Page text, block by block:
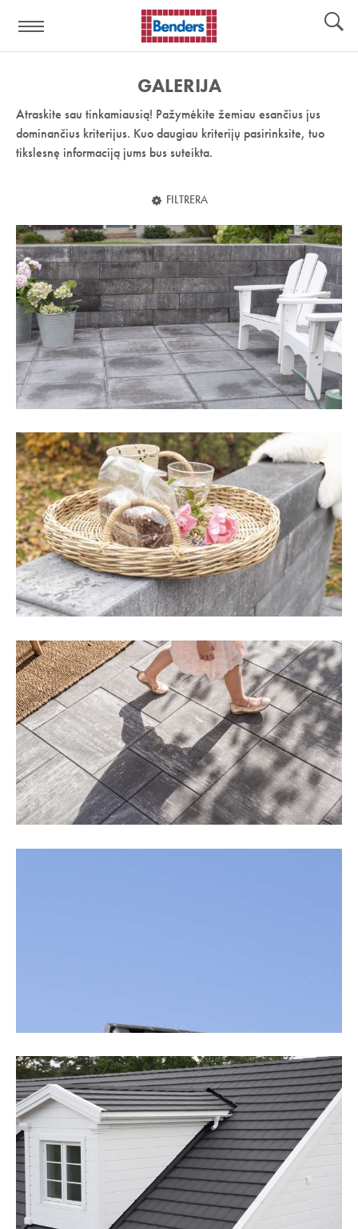
nuoroda:
GALERIJA
Atraskite sau tinkamiausią! Pažymėkite žemiau esančius jus
dominančius kriterijus. Kuo daugiau kriterijų pasirinksite, tuo
tikslesnę informaciją jums bus suteikta.
FILTRERA